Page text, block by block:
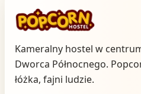
Kameralny hostel w
Dworca Północnego.
łóżka, fajni ludzie.